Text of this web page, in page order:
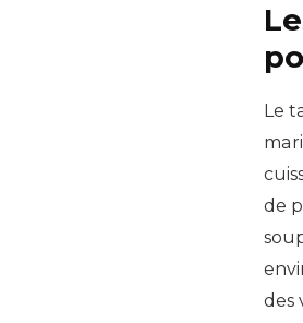
Le
de
des